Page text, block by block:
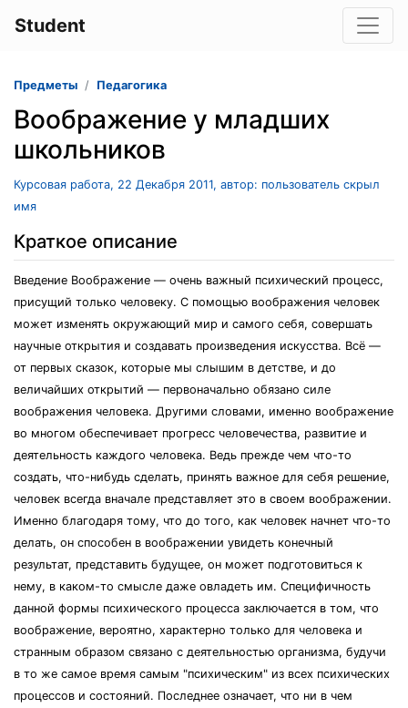
Student
Предметы Педагогика
Воображение у младших
школьников
Курсовая работа, 22 Декабря 2011, автор: пользователь скрыл
имя
Краткое описание
Введение Воображение — очень важный психический процесс,
присущий только человеку. С помощью воображения человек
может изменять окружающий мир и самого себя, совершать
научные открытия и создавать произведения искусства. Всё —
от первых сказок, которые мы слышим в детстве, и до
величайших открытий — первоначально обязано силе
воображения человека. Другими словами, именно воображение
во многом обеспечивает прогресс человечества, развитие и
деятельность каждого человека. Ведь прежде чем что-то
создать, что-нибудь сделать, принять важное для себя решение,
человек всегда вначале представляет это в своем воображении.
Именно благодаря тому, что до того, как человек начнет что-то
делать, он способен в воображении увидеть конечный
результат, представить будущее, он может подготовиться к
нему, в каком-то смысле даже овладеть им. Специфичность
данной формы психического процесса заключается в том, что
воображение, вероятно, характерно только для человека и
странным образом связано с деятельностью организма, будучи
в то же самое время самым "психическим" из всех психических
процессов и состояний. Последнее означает, что ни в чем